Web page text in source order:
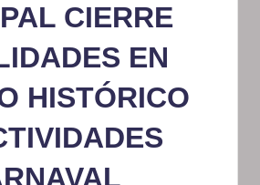
CIERRE
EN
HISTÓRICO